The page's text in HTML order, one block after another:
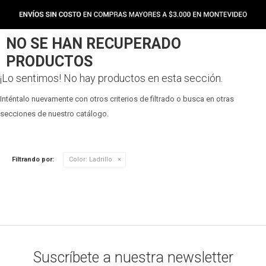
NO SE HAN RECUPERADO
PRODUCTOS
¡Lo sentimos! No hay productos en esta sección.
Inténtalo nuevamente con otros criterios de filtrado o busca en otras
secciones de nuestro catálogo.
Filtrando por: Color: Ladrillo
Suscríbete a nuestra newsletter